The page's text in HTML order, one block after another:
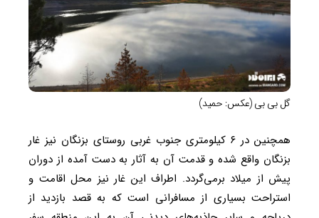
گل بی بی (عکس: حمید)
همچنین در ۶ کیلومتری جنوب غربی روستای بزنگان نیز غار
بزنگان واقع ‌شده و قدمت آن به آثار به ‌دست‌ آمده از دوران
پیش از میلاد برمی‌گردد. اطراف این غار نیز محل اقامت و
استراحت بسیاری از مسافرانی است که به قصد بازدید از